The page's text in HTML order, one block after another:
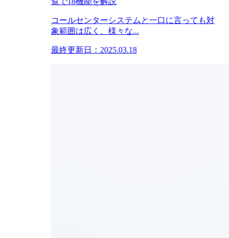
コールセンターシステムと一口に言っても対
象範囲は広く、様々な...
最終更新日：2025.03.18